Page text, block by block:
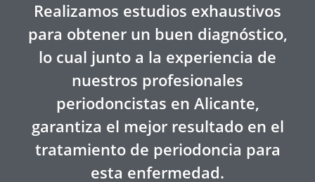
Realizamos estudios exhaustivos
para obtener un buen diagnóstico,
lo cual junto a la experiencia de
nuestros profesionales
periodoncistas en Alicante,
garantiza el mejor resultado en el
tratamiento de periodoncia para
esta enfermedad.